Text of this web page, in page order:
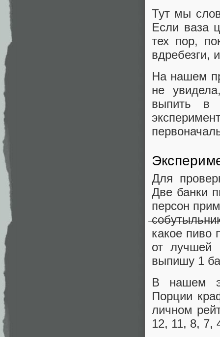
Тут мы
Если ваза
тех пор,
вдребезги,
На нашем
не
выпить в
Для
Две банки
персон
какое пиво
от лучшей
выпишу 1
В нашем
Порции
личном
12, 11, 8, 7,